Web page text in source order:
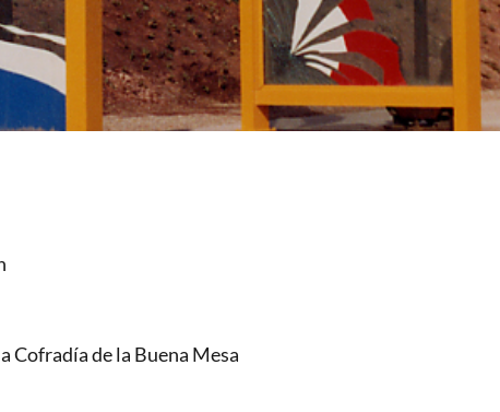
Cofradía de la Buena Mesa